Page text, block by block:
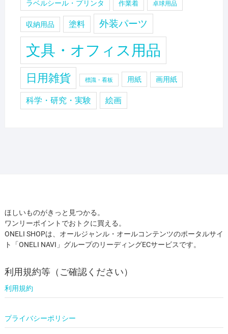
ラベルシール・プリンタ 作業着 卓球用品
収納用品 塗料 外装パーツ
文具・オフィス用品
日用雑貨 標識・看板 用紙 画用紙
科学・研究・実験 絵画
ほしいものがきっと見つかる。
ワンリーポイントでおトクに買える。
ONELI SHOPは、オールジャンル・オールコンテンツのポータルサイ
ト「ONELI NAVI」グループのリーディングECサービスです。
利用規約等（ご確認ください）
利用規約
プライバシーポリシー